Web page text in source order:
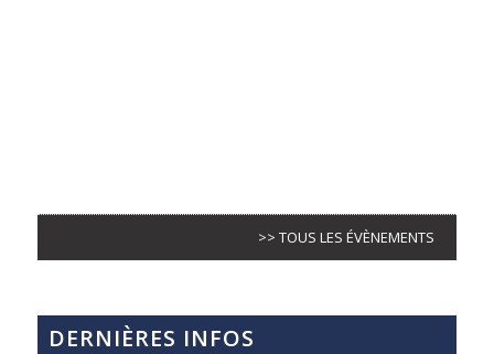
>> TOUS LES ÉVÈNEMENTS
DERNIÈRES INFOS